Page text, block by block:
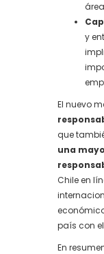
y
El nuevo
que
una
Chile en
país con
En